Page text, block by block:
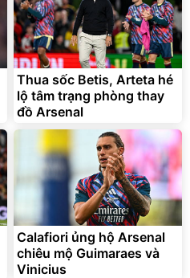
Lót ghế ôtô, nâng lưng
chống nóng giúp thoải mái
trong di chuyển
295.000đ
Đã bán nhiều
Thua sốc Betis, Arteta hé
lộ tâm trạng phòng thay
đồ Arsenal
Calafiori ủng hộ Arsenal
chiêu mộ Guimaraes và
Vinicius